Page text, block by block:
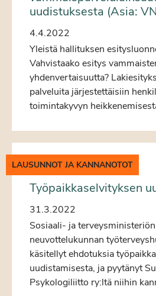
uudistuksesta (Asia:
4.4.2022
Yleistä hallituksen
Vahvistaako esitys
yhdenvertaisuutta?
palveluita järjestettäisiin
toimintakyvyn
LAUSUNNOT JA KANNANOTOT
Työpaikkaselvityksen
31.3.2022
Sosiaali- ja
neuvottelukunnan
käsitellyt ehdotuksia
uudistamisesta, ja pyytänyt
Psykologiliitto ry:ltä niihin